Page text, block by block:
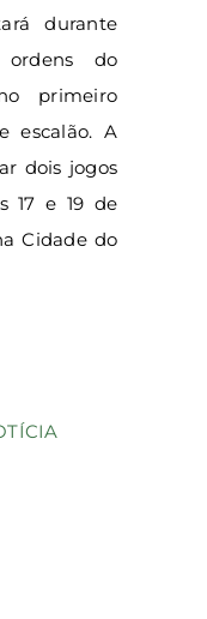
durante
do
primeiro
escalão. A
dois jogos
17 e 19 de
Cidade do